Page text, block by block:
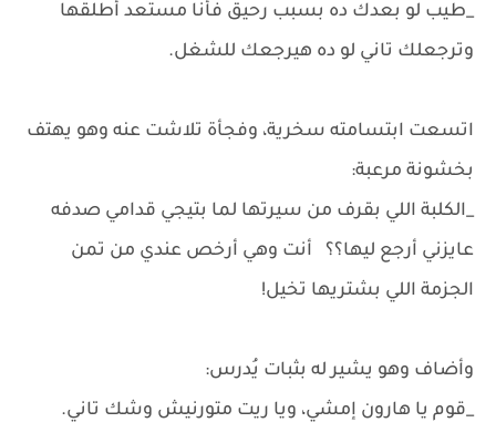
_طيب لو بعدك ده بسبب رحيق فأنا مستعد أطلقها
وترجعلك تاني لو ده هيرجعك للشغل.
اتسعت ابتسامته سخرية، وفجأة تلاشت عنه وهو يهتف
بخشونة مرعبة:
_الكلبة اللي بقرف من سيرتها لما بتيجي قدامي صدفه
عايزني أرجع ليها؟؟ أنت وهي أرخص عندي من تمن
الجزمة اللي بشتريها تخيل!
وأضاف وهو يشير له بثبات يُدرس:
_قوم يا هارون إمشي، ويا ريت متورنيش وشك تاني.